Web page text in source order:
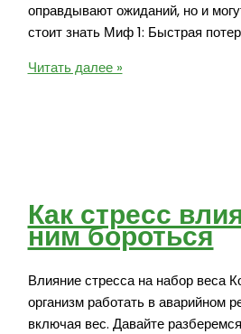
оправдывают ожиданий, но и
стоит знать Миф 1: Быстрая
Мифы
Читать далее »
Как стресс
ним бороться
Влияние стресса на набор веса
организм работать в аварийном
включая вес. Давайте